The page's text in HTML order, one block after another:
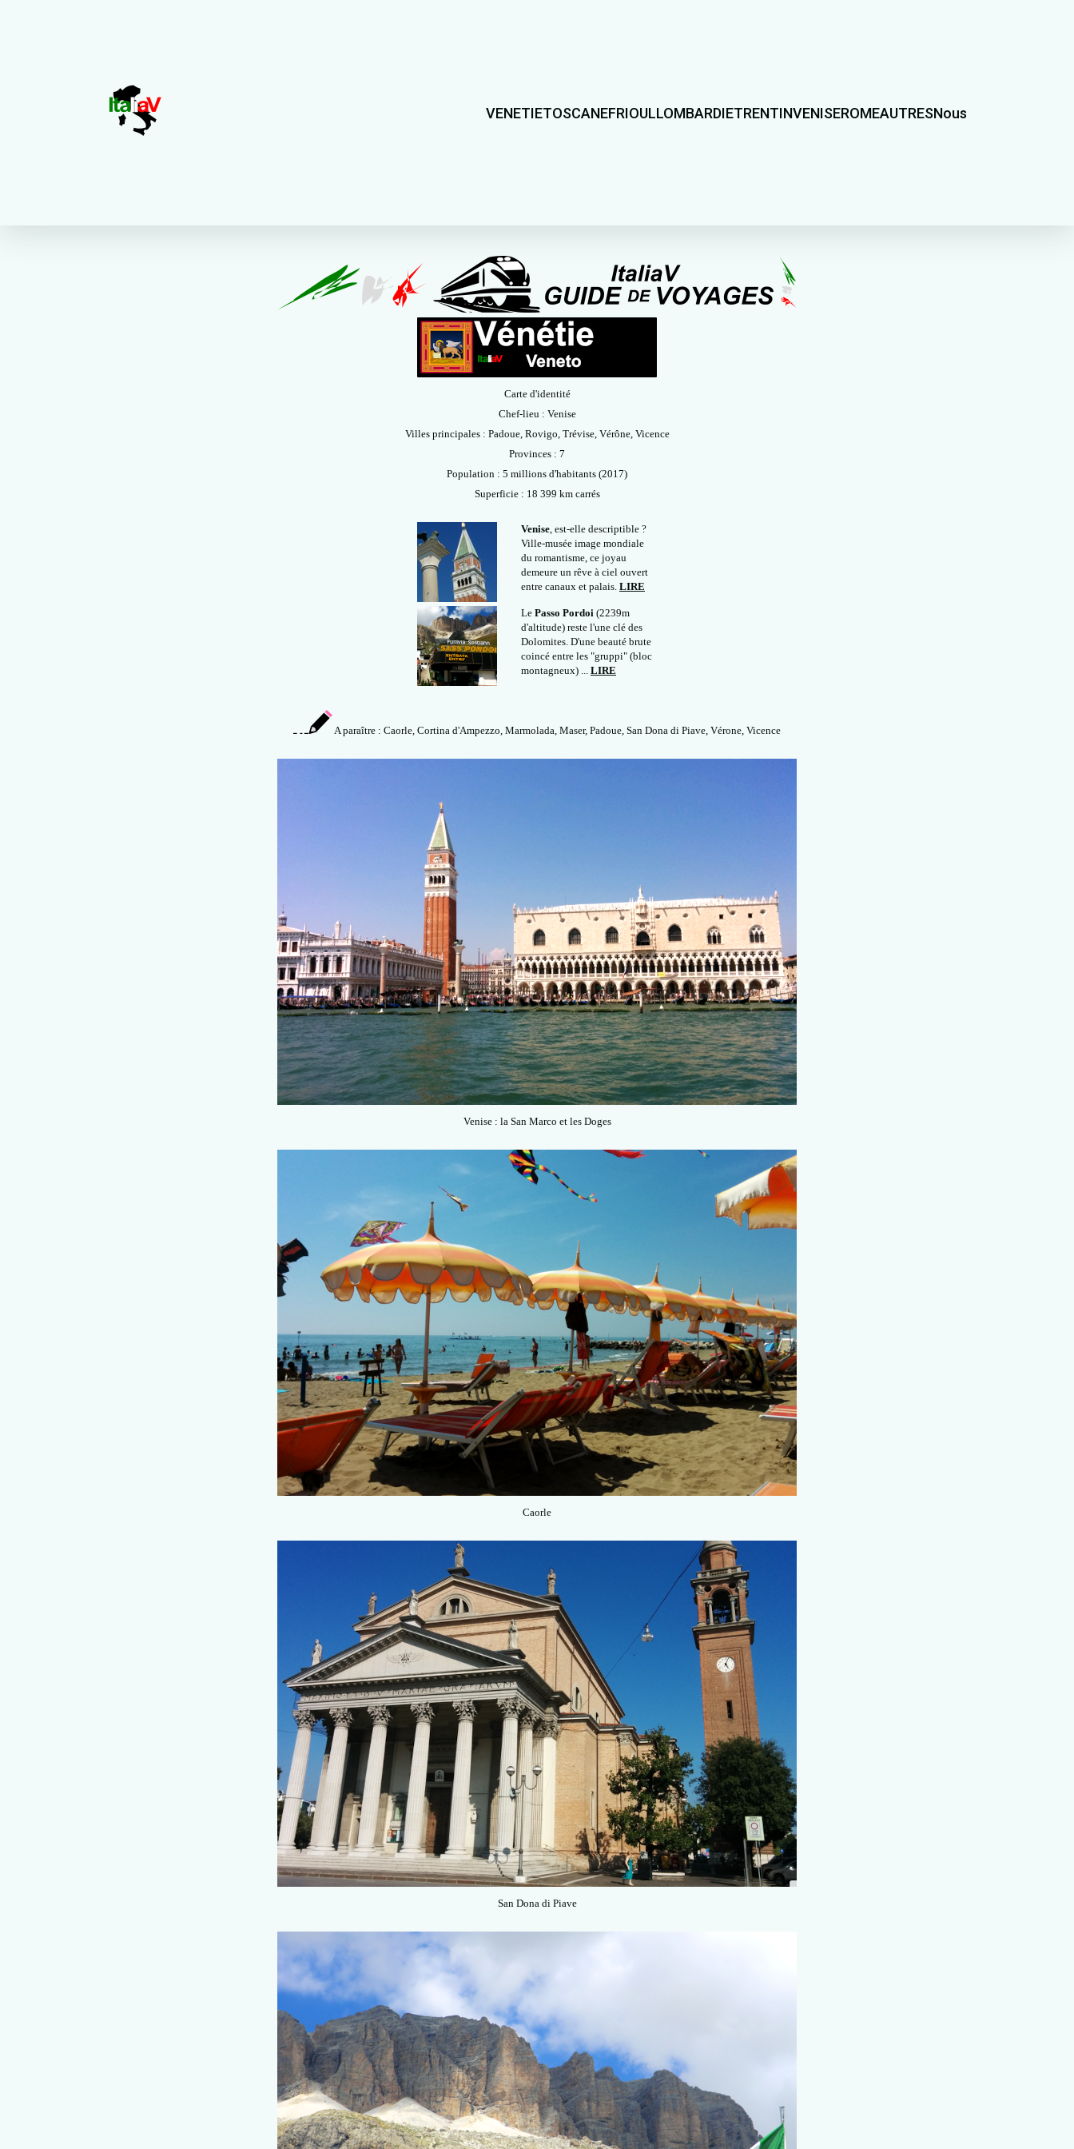
VENETIETOSCANEFRIOULLOMBARDIETRENTINVENISEROMEAUTRESNous
Carte d'identité
Chef-lieu : Venise
Villes principales : Padoue, Rovigo, Trévise, Vérône, Vicence
Provinces : 7
Population : 5 millions d'habitants (2017)
Superficie : 18 399 km carrés
Venise , est-elle descriptible ?
Ville-musée image mondiale
du romantisme, ce joyau
demeure un rêve à ciel ouvert
entre canaux et palais. LIRE
Le Passo Pordoi (2239m
d'altitude) reste l'une clé des
Dolomites. D'une beauté brute
coincé entre les "gruppi" (bloc
montagneux) ... LIRE
A paraître : Caorle, Cortina d'Ampezzo, Marmolada, Maser, Padoue, San Dona di Piave, Vérone, Vicence
Venise : la San Marco et les Doges
Caorle
San Dona di Piave